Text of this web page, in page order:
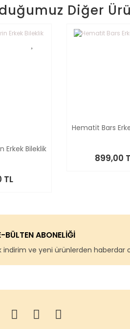
Diğer
Erkek Bileklik
TL
Hematit Bars
899,00
BÜLTEN ABONELİĞİ
indirim ve yeni ürünlerden haberdar